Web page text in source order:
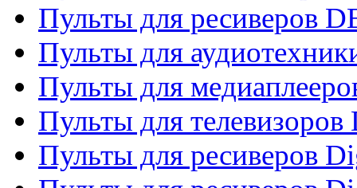
Пульты для ресиверов
Пульты для
Пульты для
Пульты для телевизоров
Пульты для ресиверов